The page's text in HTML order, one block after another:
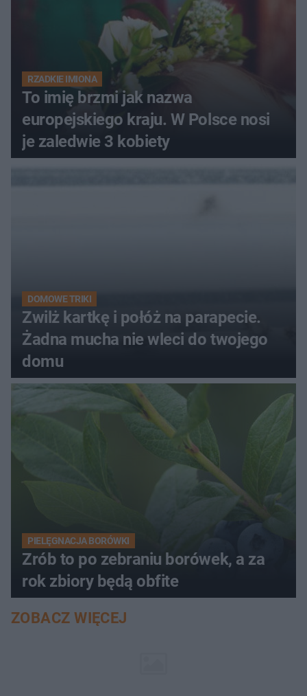
RZADKIE IMIONA
To imię brzmi jak nazwa
europejskiego kraju. W Polsce nosi
je zaledwie 3 kobiety
DOMOWE TRIKI
Zwilż kartkę i połóż na parapecie.
Żadna mucha nie wleci do twojego
domu
PIELĘGNACJA BORÓWKI
Zrób to po zebraniu borówek, a za
rok zbiory będą obfite
ZOBACZ WIĘCEJ